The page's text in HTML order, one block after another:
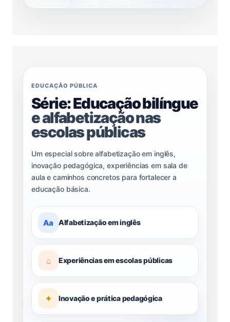
EDUCAÇÃO PÚBLICA
Série: Educação bilíngue
e alfabetização nas
escolas públicas
Um especial sobre alfabetização em inglês,
inovação pedagógica, experiências em sala de
aula e caminhos concretos para fortalecer a
educação básica.
Aa Alfabetização em inglês
⌂ Experiências em escolas públicas
✦ Inovação e prática pedagógica